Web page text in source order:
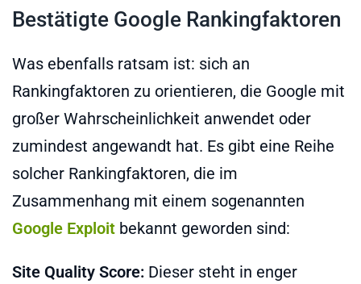
Bestätigte Google Rankingfaktoren
Was ebenfalls ratsam ist: sich an
Rankingfaktoren zu orientieren, die Google mit
großer Wahrscheinlichkeit anwendet oder
zumindest angewandt hat. Es gibt eine Reihe
solcher Rankingfaktoren, die im
Zusammenhang mit einem sogenannten
Google Exploit bekannt geworden sind:
Site Quality Score: Dieser steht in enger